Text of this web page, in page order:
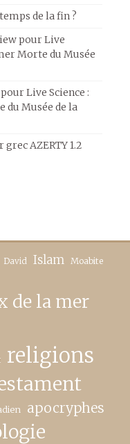
de la fin ?
pour Live
Morte du Musée
Live Science :
du Musée de la
grec AZERTY 1.2
David Islam Moabite
de la mer
religions
apocryphes